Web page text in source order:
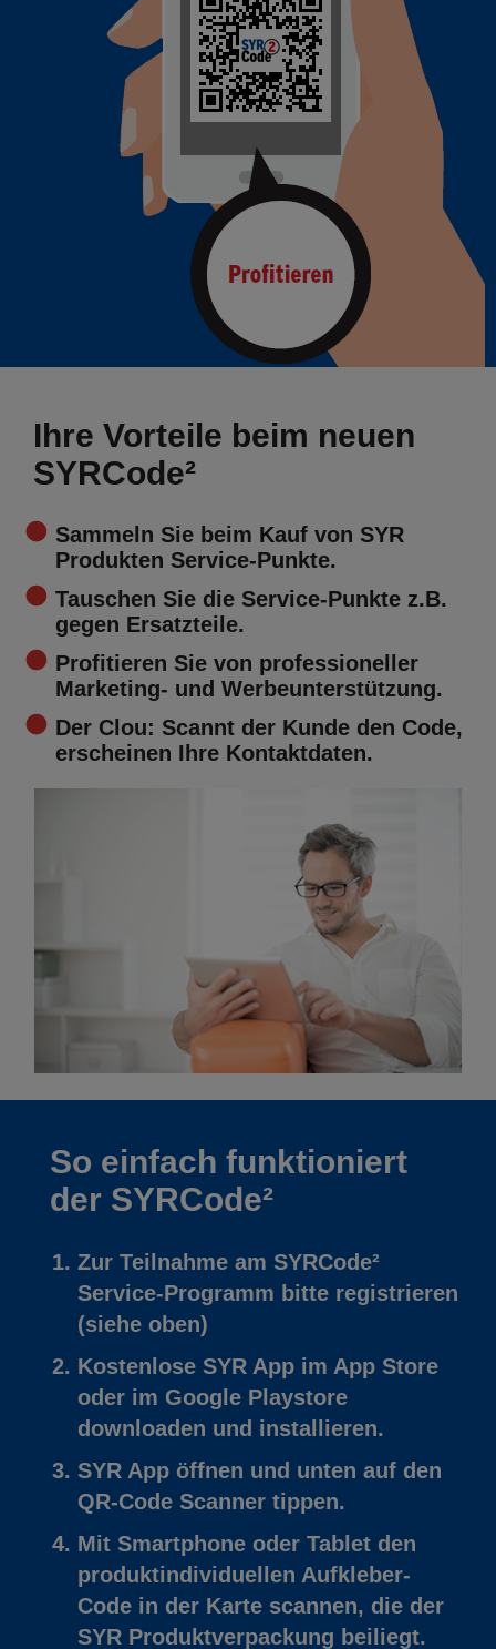
Ihre Vorteile beim neuen
SYRCode²
Sammeln Sie beim Kauf von SYR
Produkten Service-Punkte.
Tauschen Sie die Service-Punkte z.B.
gegen Ersatzteile.
Profitieren Sie von professioneller
Marketing- und Werbeunterstützung.
Der Clou: Scannt der Kunde den Code,
erscheinen Ihre Kontaktdaten.
So einfach funktioniert
der SYRCode²
Zur Teilnahme am SYRCode²
Service-Programm bitte registrieren
(siehe oben)
Kostenlose SYR App im App Store
oder im Google Playstore
downloaden und installieren.
SYR App öffnen und unten auf den
QR-Code Scanner tippen.
Mit Smartphone oder Tablet den
produktindividuellen Aufkleber-
Code in der Karte scannen, die der
SYR Produktverpackung beiliegt.